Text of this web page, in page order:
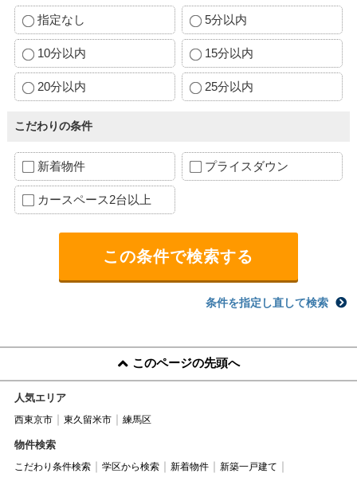
指定なし 5分以内
10分以内 15分以内
20分以内 25分以内
こだわりの条件
新着物件 プライスダウン
カースペース2台以上
条件を指定し直して検索
このページの先頭へ
人気エリア
西東京市 東久留米市 練馬区
物件検索
こだわり条件検索 学区から検索 新着物件
新築一戸建て